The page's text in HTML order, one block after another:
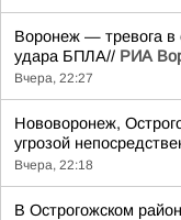
Воронеж — тревога в
удара БПЛА// РИА
Вчера, 22:27
Нововоронеж,
угрозой
Вчера, 22:18
В Острогожском